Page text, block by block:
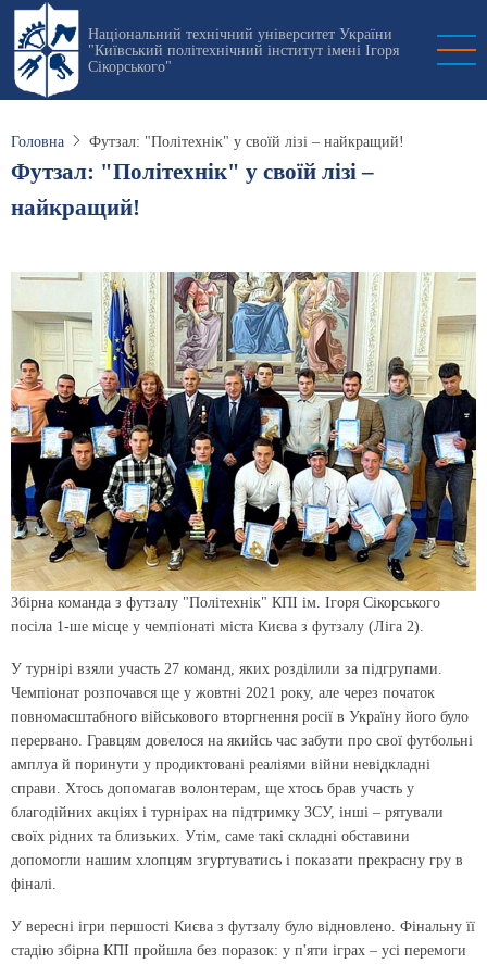
Перейти
основного
вмісту
Національний технічний університет України
"Київський політехнічний інститут імені Ігоря
Сікорського"
Головна Футзал: "Політехнік" у своїй лізі – найкращий!
Футзал: "Політехнік" у своїй лізі –
найкращий!
Збірна команда з футзалу "Політехнік" КПІ ім. Ігоря Сікорського
посіла 1-ше місце у чемпіонаті міста Києва з футзалу (Ліга 2).
У турнірі взяли участь 27 команд, яких розділили за підгрупами.
Чемпіонат розпочався ще у жовтні 2021 року, але через початок
повномасштабного військового вторгнення росії в Україну його було
перервано. Гравцям довелося на якийсь час забути про свої футбольні
амплуа й поринути у продиктовані реаліями війни невідкладні
справи. Хтось допомагав волонтерам, ще хтось брав участь у
благодійних акціях і турнірах на підтримку ЗСУ, інші – рятували
своїх рідних та близьких. Утім, саме такі складні обставини
допомогли нашим хлопцям згуртуватись і показати прекрасну гру в
фіналі.
У вересні ігри першості Києва з футзалу було відновлено. Фінальну її
стадію збірна КПІ пройшла без поразок: у п'яти іграх – усі перемоги